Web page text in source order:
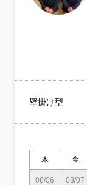
壁掛け型
木 金
08/06
08/07